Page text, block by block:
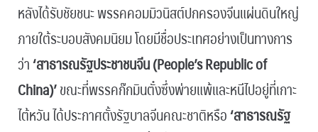
หลังได้รับชัยชนะ พรรคคอมมิวนิสต์ปกครองจีนแผ่นดินใหญ่
ภายใต้ระบอบสังคมนิยม โดยมีชื่อประเทศอย่างเป็นทางการ
ว่า‘สาธารณรัฐประชาชนจีน (People’s Republic of
China)’ขณะที่พรรคก๊กมินตั๋งซึ่งพ่ายแพ้และหนีไปอยู่ที่เกาะ
ไต้หวัน ได้ประกาศตั้งรัฐบาลจีนคณะชาติหรือ‘สาธารณรัฐ